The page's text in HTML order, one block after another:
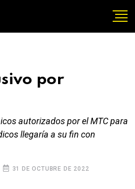
por
autorizados por el MTC para
llegaría a su fin con
31 DE OCTUBRE DE 2022